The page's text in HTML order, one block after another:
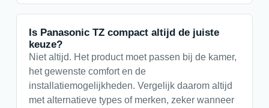
Is Panasonic TZ compact altijd de juiste
keuze?
Niet altijd. Het product moet passen bij de kamer,
het gewenste comfort en de
installatiemogelijkheden. Vergelijk daarom altijd
met alternatieve types of merken, zeker wanneer